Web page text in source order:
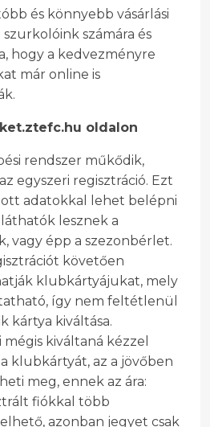
és könnyebb vásárlási
számára és
hogy a kedvezményre
már online is
oldalon
rendszer műkődik,
egyszeri regisztráció. Ezt
adatokkal lehet belépni
lesznek a
vagy épp a szezonbérlet.
követően
klubkártyájukat, mely
így nem feltétlenül
kártya kiváltása.
kiváltaná kézzel
klubkártyát, az a jövőben
meg, ennek az ára:
fiókkal több
azonban jegyet csak